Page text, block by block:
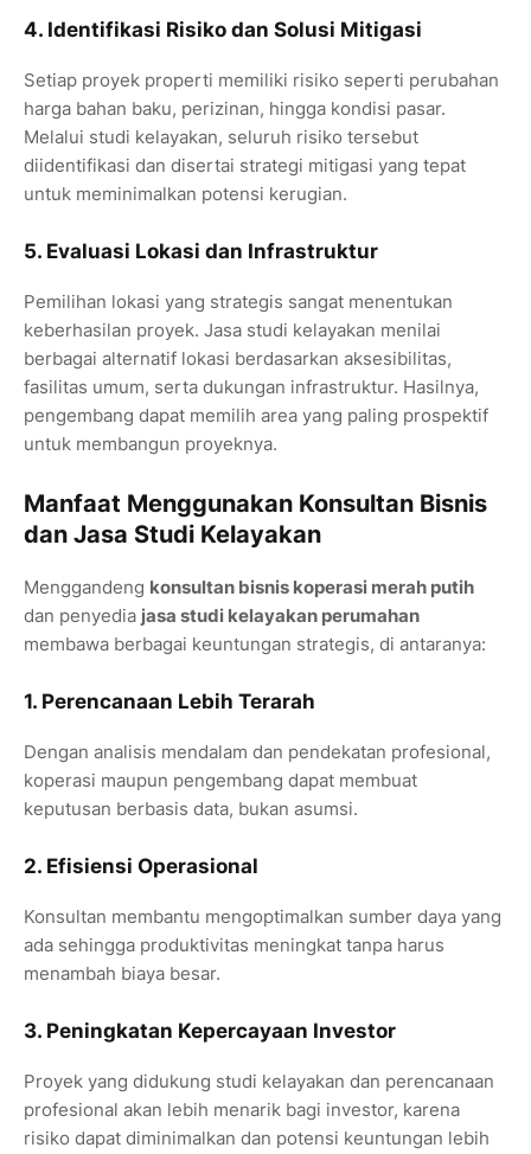
4. Identifikasi Risiko dan Solusi Mitigasi
Setiap proyek properti memiliki risiko seperti perubahan
harga bahan baku, perizinan, hingga kondisi pasar.
Melalui studi kelayakan, seluruh risiko tersebut
diidentifikasi dan disertai strategi mitigasi yang tepat
untuk meminimalkan potensi kerugian.
5. Evaluasi Lokasi dan Infrastruktur
Pemilihan lokasi yang strategis sangat menentukan
keberhasilan proyek. Jasa studi kelayakan menilai
berbagai alternatif lokasi berdasarkan aksesibilitas,
fasilitas umum, serta dukungan infrastruktur. Hasilnya,
pengembang dapat memilih area yang paling prospektif
untuk membangun proyeknya.
Manfaat Menggunakan Konsultan Bisnis
dan Jasa Studi Kelayakan
Menggandeng konsultan bisnis koperasi merah putih
dan penyedia jasa studi kelayakan perumahan
membawa berbagai keuntungan strategis, di antaranya:
1. Perencanaan Lebih Terarah
Dengan analisis mendalam dan pendekatan profesional,
koperasi maupun pengembang dapat membuat
keputusan berbasis data, bukan asumsi.
2. Efisiensi Operasional
Konsultan membantu mengoptimalkan sumber daya yang
ada sehingga produktivitas meningkat tanpa harus
menambah biaya besar.
3. Peningkatan Kepercayaan Investor
Proyek yang didukung studi kelayakan dan perencanaan
profesional akan lebih menarik bagi investor, karena
risiko dapat diminimalkan dan potensi keuntungan lebih